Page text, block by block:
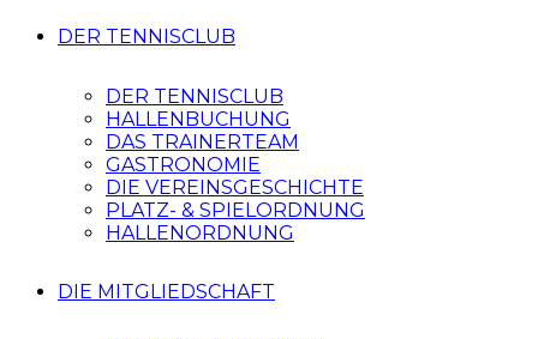
DER TENNISCLUB
DER TENNISCLUB
HALLENBUCHUNG
DAS TRAINERTEAM
GASTRONOMIE
DIE VEREINSGESCHICHTE
PLATZ- & SPIELORDNUNG
HALLENORDNUNG
DIE MITGLIEDSCHAFT